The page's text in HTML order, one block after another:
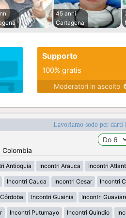
45 anni
Cartagena
Supporto
100% gratis
Moderatori in ascolto
Lavoriamo sodo per
Colombia
Antioquia Incontri Arauca Incontri
Incontri Cauca Incontri Cesar Incontri
Incontri Guainia Incontri
Incontri Putumayo Incontri Quindio